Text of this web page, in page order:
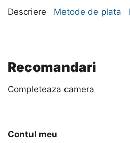
Descriere Metode de plata
Recomandari
Completeaza camera
Contul meu